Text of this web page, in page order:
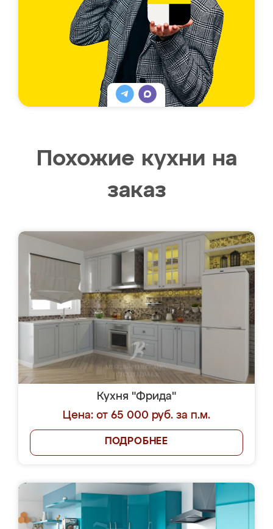
Похожие кухни на
заказ
Кухня "Фрида"
Цена: от 65 000 руб. за п.м.
ПОДРОБНЕЕ